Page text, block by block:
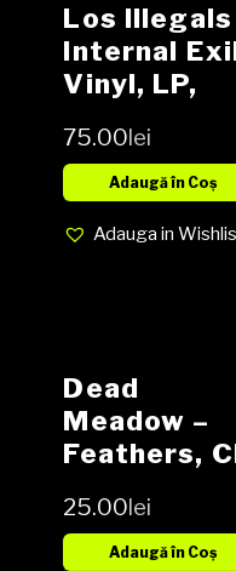
Los Illegals
Internal
Vinyl, LP,
EX cover EX
(SH)
75.00lei
Adaugă în Coș
Adauga in
Dead
Meadow –
Feathers,
25.00lei
Adaugă în Coș